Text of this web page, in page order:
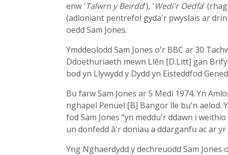
enw 'Talwrn y Beirdd'), 'Wedi'r Oedfa'
(adloniant pentrefol gyda'r pwyslais ar
oedd Sam Jones.
Ymddeolodd Sam Jones o'r BBC ar 30
Ddoethuriaeth mewn Llên [D.Litt] gan
bod yn Llywydd y Dydd yn Eisteddfod
Bu farw Sam Jones ar 5 Medi 1974. Yn
nghapel Penuel [B] Bangor lle bu'n aelod.
fod Sam Jones “yn meddu'r ddawn i
un donfedd â'r doniau a ddarganfu ac ar
Yng Nghaerdydd y dechreuodd Sam